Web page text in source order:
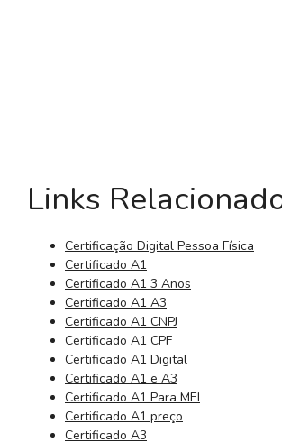
Links
Certificação Digital Pessoa Física
Certificado A1
Certificado A1 3 Anos
Certificado A1 A3
Certificado A1 CNPJ
Certificado A1 CPF
Certificado A1 Digital
Certificado A1 e A3
Certificado A1 Para MEI
Certificado A1 preço
Certificado A3